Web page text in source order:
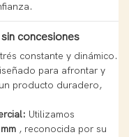
concesiones
constante y dinámico.
para afrontar y
producto duradero,
Utilizamos
, reconocida por su